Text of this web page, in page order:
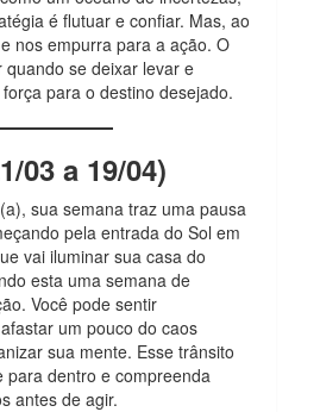
é flutuar e confiar. Mas, ao
nos empurra para a ação. O
se deixar levar e
para o destino desejado.
03 a 19/04)
sua semana traz uma pausa
pela entrada do Sol em
vai iluminar sua casa do
esta uma semana de
Você pode sentir
um pouco do caos
sua mente. Esse trânsito
para dentro e compreenda
antes de agir.